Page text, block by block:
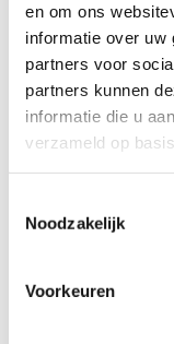
en om ons
informatie over uw
partners voor
partners kunnen
informatie die u
verzameld op
Noodzakelijk
Voorkeuren